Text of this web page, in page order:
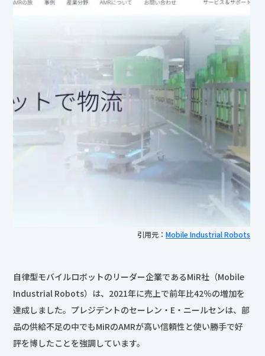
引用元： Mobile Industrial Robots
自律型モバイルロボットのリーダー企業であるMiR社（Mobile
Industrial Robots）は、2021年に売上で前年比42％の増加を
達成しました。プレジデントのセーレン・E・ニールセンは、部
品の供給不足の中でもMiRのAMRが高い信頼性と使い勝手で好
評を博したことを強調しています。